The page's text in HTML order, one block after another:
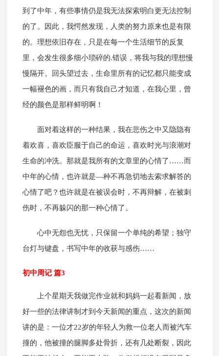
到了中年，有些事情仍是我无法探索明白更无法控制
的了。因此，我愕然发现，人类的努力原来也是有限
的。理想依旧存在，只是在每一个生活细节的反复
里，会发生很多细小琐碎的.错误，将我与我的理想慢
慢隔开。回头望过去，生命里所有的记忆都只能变成
一幅褪色的画，而只有我自己才知道，在我心里，曾
经的颜色是那样鲜明啊！
面对着这样的一种结果，我在悲伤之中又隐隐有
着欢喜，喜欢臣服于自己的命运，喜欢时光与浪潮对
生命的冲洗。那就是我所有的文章里的心情了……而
中年的心情，也许就是—种不再急切地去索求解答的
心情了吧？也许就是在被误会时，不再辩解，在被刺
伤时，不再躲闪的那一种心情了。
心中无怨也无忧，只保留一个单纯的希望；独守
台灯与键盘，书写中年的收获与感伤……
初中周记 篇3
上个星期天我做完作业就和妈妈一起看新闻，放
好一些的法律讲制才到今天新闻的重点，这次的新闻
讲的是：一位才22岁的年轻人为救一位老人而被汽车
撞的，他被撞的腿脚多处骨折，还有几处断裂，因此